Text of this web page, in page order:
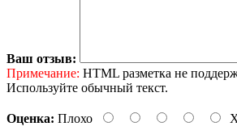
Ваш отзыв:
Примечание: HTML разметка не
Используйте обычный текст.
Оценка: Плохо